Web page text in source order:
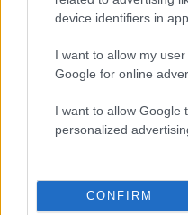
device identifiers in
I want to allow my
Google for online
I want to allow Google
personalized
CONFIRM
Όροι Χρήσης. Το site